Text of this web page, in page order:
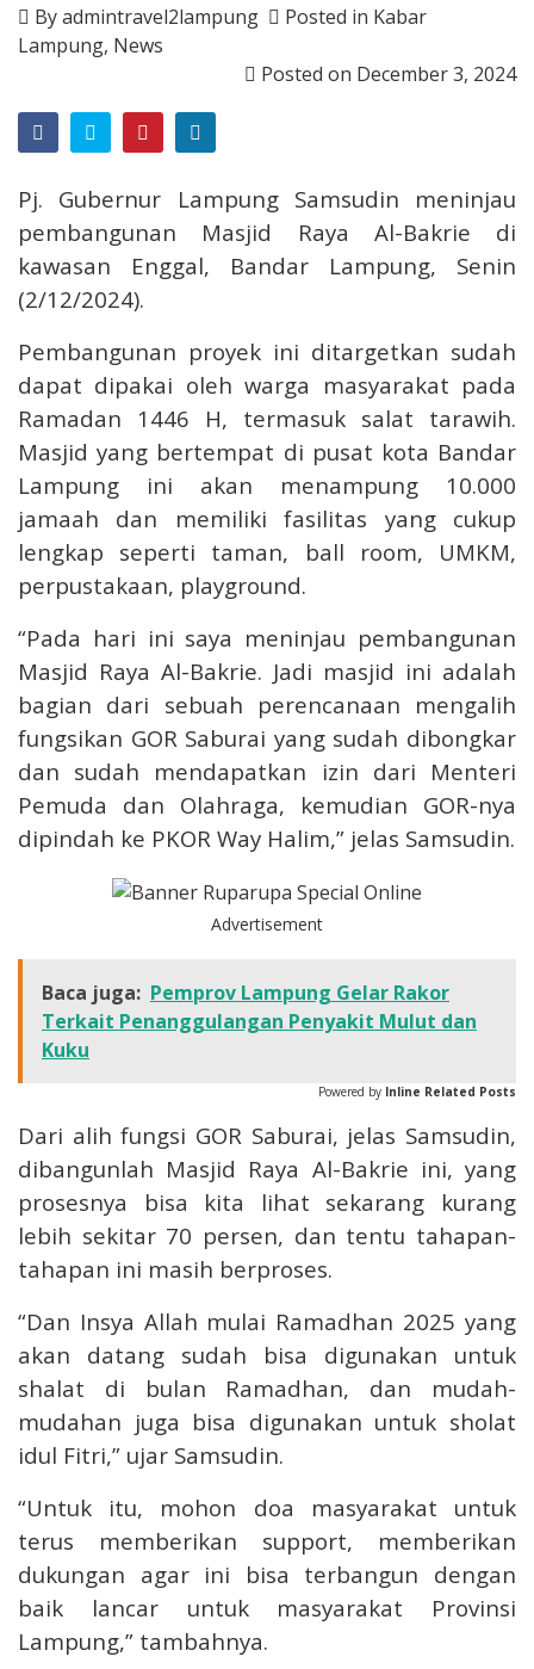
Byadmintravel2lampung Posted in Kabar
Lampung, News
Posted on December 3, 2024
Pj. Gubernur Lampung Samsudin meninjau
pembangunan Masjid Raya Al-Bakrie di
kawasan Enggal, Bandar Lampung, Senin
(2/12/2024).
Pembangunan proyek ini ditargetkan sudah
dapat dipakai oleh warga masyarakat pada
Ramadan 1446 H, termasuk salat tarawih.
Masjid yang bertempat di pusat kota Bandar
Lampung ini akan menampung 10.000
jamaah dan memiliki fasilitas yang cukup
lengkap seperti taman, ball room, UMKM,
perpustakaan, playground.
“Pada hari ini saya meninjau pembangunan
Masjid Raya Al-Bakrie. Jadi masjid ini adalah
bagian dari sebuah perencanaan mengalih
fungsikan GOR Saburai yang sudah dibongkar
dan sudah mendapatkan izin dari Menteri
Pemuda dan Olahraga, kemudian GOR-nya
dipindah ke PKOR Way Halim,” jelas Samsudin.
Advertisement
Baca juga: Pemprov Lampung Gelar Rakor
Terkait Penanggulangan Penyakit Mulut dan
Kuku
Powered by Inline Related Posts
Dari alih fungsi GOR Saburai, jelas Samsudin,
dibangunlah Masjid Raya Al-Bakrie ini, yang
prosesnya bisa kita lihat sekarang kurang
lebih sekitar 70 persen, dan tentu tahapan-
tahapan ini masih berproses.
“Dan Insya Allah mulai Ramadhan 2025 yang
akan datang sudah bisa digunakan untuk
shalat di bulan Ramadhan, dan mudah-
mudahan juga bisa digunakan untuk sholat
idul Fitri,” ujar Samsudin.
“Untuk itu, mohon doa masyarakat untuk
terus memberikan support, memberikan
dukungan agar ini bisa terbangun dengan
baik lancar untuk masyarakat Provinsi
Lampung,” tambahnya.